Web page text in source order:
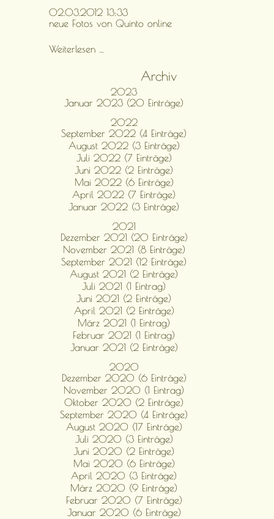
aktualisiert
02.03.2012 13:33
neue Fotos von Quinto online
Weiterlesen …
online
Archiv
2023
Januar 2023 (20 Einträge)
2022
September 2022 (4 Einträge)
August 2022 (3 Einträge)
Juli 2022 (7 Einträge)
Juni 2022 (2 Einträge)
Mai 2022 (6 Einträge)
April 2022 (7 Einträge)
Januar 2022 (3 Einträge)
2021
Dezember 2021 (20 Einträge)
November 2021 (8 Einträge)
September 2021 (12 Einträge)
August 2021 (2 Einträge)
Juli 2021 (1 Eintrag)
Juni 2021 (2 Einträge)
April 2021 (2 Einträge)
März 2021 (1 Eintrag)
Februar 2021 (1 Eintrag)
Januar 2021 (2 Einträge)
2020
Dezember 2020 (6 Einträge)
November 2020 (1 Eintrag)
Oktober 2020 (2 Einträge)
September 2020 (4 Einträge)
August 2020 (17 Einträge)
Juli 2020 (3 Einträge)
Juni 2020 (2 Einträge)
Mai 2020 (6 Einträge)
April 2020 (3 Einträge)
März 2020 (9 Einträge)
Februar 2020 (7 Einträge)
Januar 2020 (6 Einträge)